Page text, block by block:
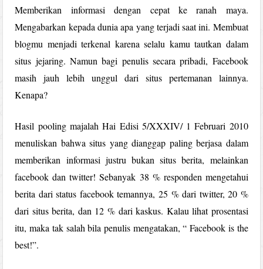
Memberikan informasi dengan cepat ke ranah maya.
Mengabarkan kepada dunia apa yang terjadi saat ini. Membuat
blogmu menjadi terkenal karena selalu kamu tautkan dalam
situs jejaring. Namun bagi penulis secara pribadi, Facebook
masih jauh lebih unggul dari situs pertemanan lainnya.
Kenapa?
Hasil pooling majalah Hai Edisi 5/XXXIV/ 1 Februari 2010
menuliskan bahwa situs yang dianggap paling berjasa dalam
memberikan informasi justru bukan situs berita, melainkan
facebook dan twitter! Sebanyak 38 % responden mengetahui
berita dari status facebook temannya, 25 % dari twitter, 20 %
dari situs berita, dan 12 % dari kaskus. Kalau lihat prosentasi
itu, maka tak salah bila penulis mengatakan, “ Facebook is the
best!”.